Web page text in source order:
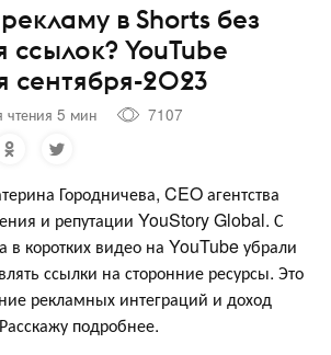
в Shorts без
ссылок? YouTube
сентября-2023
чтения 5 мин
7107
Городничева, CEO агентства
и репутации YouStory Global. С
в коротких видео на YouTube убрали
ссылки на сторонние ресурсы. Это
рекламных интеграций и доход
подробнее.